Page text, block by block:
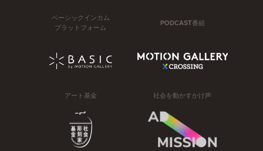
ベーシックインカム
プラットフォーム
PODCAST番組
アート基金 社会を動かすかけ声